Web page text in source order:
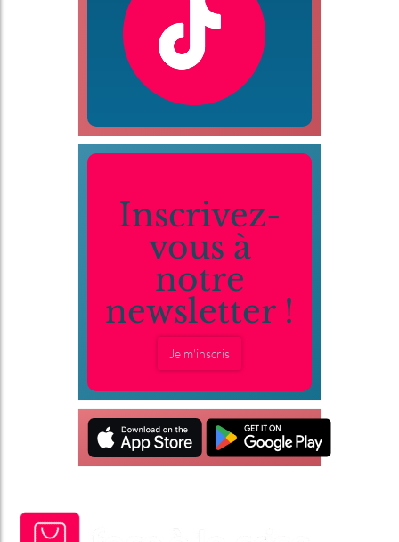
Inscrivez-
vous à
notre
newsletter !
Je m'inscris